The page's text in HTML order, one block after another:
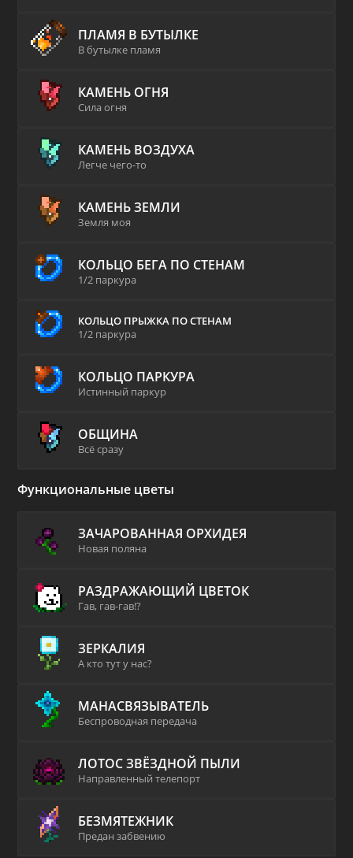
ПЛАМЯ В БУТЫЛКЕ
В бутылке пламя
КАМЕНЬ ОГНЯ
Сила огня
КАМЕНЬ ВОЗДУХА
Легче чего-то
КАМЕНЬ ЗЕМЛИ
Земля моя
КОЛЬЦО БЕГА ПО СТЕНАМ
1/2 паркура
КОЛЬЦО ПРЫЖКА ПО СТЕНАМ
1/2 паркура
КОЛЬЦО ПАРКУРА
Истинный паркур
ОБЩИНА
Всё сразу
Функциональные цветы
ЗАЧАРОВАННАЯ ОРХИДЕЯ
Новая поляна
РАЗДРАЖАЮЩИЙ ЦВЕТОК
Гав, гав-гав!?
ЗЕРКАЛИЯ
А кто тут у нас?
МАНАСВЯЗЫВАТЕЛЬ
Беспроводная передача
ЛОТОС ЗВЁЗДНОЙ ПЫЛИ
Направленный телепорт
БЕЗМЯТЕЖНИК
Предан забвению